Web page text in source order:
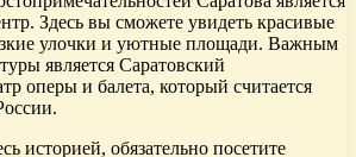
Здесь вы сможете увидеть красивые
улочки и уютные площади. Важным
является Саратовский
оперы и балета, который считается
историей, обязательно посетите